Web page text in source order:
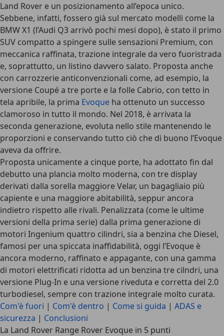
Land Rover e un posizionamento all’epoca unico.
Sebbene, infatti, fossero già sul mercato modelli come la
BMW X1 (l’Audi Q3 arrivò pochi mesi dopo), è stato il primo
SUV compatto a spingere sulle sensazioni Premium, con
meccanica raffinata, trazione integrale da vero fuoristrada
e, soprattutto, un listino davvero salato. Proposta anche
con carrozzerie anticonvenzionali come, ad esempio, la
versione Coupéa tre porte e la folle Cabrio, con tetto in
tela apribile, la prima Evoque ha ottenuto un successo
clamoroso in tutto il mondo. Nel 2018, è arrivata la
seconda generazione, evoluta nello stile mantenendo le
proporzioni e conservando tutto ciò che di buono l’Evoque
aveva da offrire.
Proposta unicamente a cinque porte, ha adottato fin dal
debutto una plancia molto moderna, con tre display
derivati dalla sorella maggiore Velar, un bagagliaio più
capiente e una maggiore abitabilità, seppur ancora
indietro rispetto alle rivali. Penalizzata (come le ultime
versioni della prima serie) dalla prima generazione di
motori Ingenium quattro cilindri, sia a benzina che Diesel,
famosi per una spiccata inaffidabilità, oggi l’Evoque è
ancora moderno, raffinato e appagante, con una gamma
di motori elettrificati ridotta ad un benzina tre cilndri, una
versione Plug-In e una versione riveduta e corretta del 2.0
turbodiesel, sempre con trazione integrale molto curata.
Com'è fuori | Com'è dentro | Come si guida | ADAS e
sicurezza | Conclusioni
La Land Rover Range Rover Evoque in 5 punti